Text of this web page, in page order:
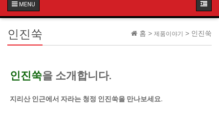
MENU
홈 > 제품이야기 > 인진쑥
인진쑥
인진쑥을 소개합니다.
지리산 인근에서 자라는 청정 인진쑥을 만나보세요.